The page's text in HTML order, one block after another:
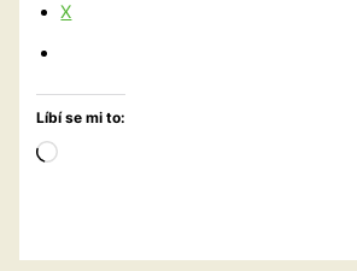
X
Líbí se mi to:
Načítání…